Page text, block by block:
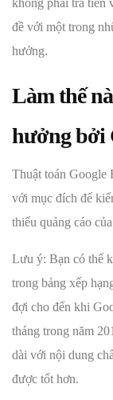
đề với một trong
hưởng.
Làm thế
hưởng bởi
Thuật toán Google
với mục đích để
thiểu quảng cáo
Lưu ý: Bạn có thể
trong bảng xếp
đợi cho đến khi
tháng trong năm
dài với nội dung
được tốt hơn.